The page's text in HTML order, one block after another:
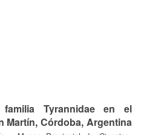
Tyrannidae en el
Martín, Córdoba, Argentina